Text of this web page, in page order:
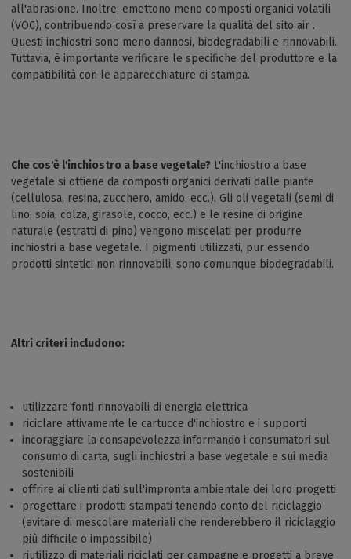
all'abrasione. Inoltre, emettono meno composti organici volatili
(VOC), contribuendo così a preservare la qualità del sito air .
Questi inchiostri sono meno dannosi, biodegradabili e rinnovabili.
Tuttavia, è importante verificare le specifiche del produttore e la
compatibilità con le apparecchiature di stampa.
Che cos'è l'inchiostro a base vegetale? L'inchiostro a base
vegetale si ottiene da composti organici derivati dalle piante
(cellulosa, resina, zucchero, amido, ecc.). Gli oli vegetali (semi di
lino, soia, colza, girasole, cocco, ecc.) e le resine di origine
naturale (estratti di pino) vengono miscelati per produrre
inchiostri a base vegetale. I pigmenti utilizzati, pur essendo
prodotti sintetici non rinnovabili, sono comunque biodegradabili.
Altri criteri includono:
utilizzare fonti rinnovabili di energia elettrica
riciclare attivamente le cartucce d'inchiostro e i supporti
incoraggiare la consapevolezza informando i consumatori sul
consumo di carta, sugli inchiostri a base vegetale e sui media
sostenibili
offrire ai clienti dati sull'impronta ambientale dei loro progetti
progettare i prodotti stampati tenendo conto del riciclaggio
(evitare di mescolare materiali che renderebbero il riciclaggio
più difficile o impossibile)
riutilizzo di materiali riciclati per campagne e progetti a breve